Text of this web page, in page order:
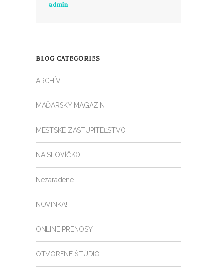
admin
BLOG CATEGORIES
ARCHÍV
MAĎARSKÝ MAGAZIN
MESTSKÉ ZASTUPITEĽSTVO
NA SLOVÍČKO
Nezaradené
NOVINKA!
ONLINE PRENOSY
OTVORENÉ ŠTÚDIO